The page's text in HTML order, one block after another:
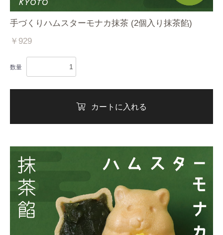
手づくりハムスターモナカ抹茶 (2個入り抹茶餡)
￥929
数量
カートに入れる